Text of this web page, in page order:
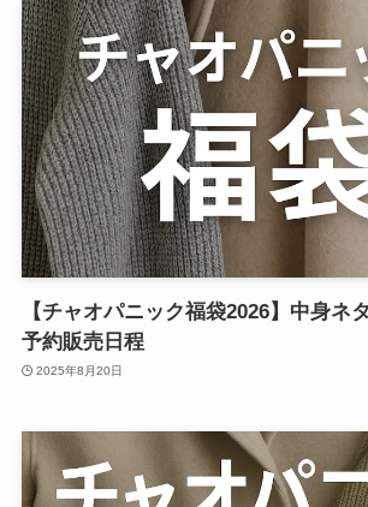
【チャオパニック福袋2026】中身ネ
予約販売日程
2025年8月20日